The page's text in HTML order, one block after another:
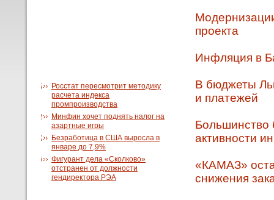
Росстат пересмотрит методику
расчета индекса
промпроизводства
Минфин хочет поднять налог на
азартные игры
Безработица в США выросла в
январе до 7,9%
Фигурант дела «Сколково»
отстранен от должности
гендиректора РЭА
проекта
Инфляция в
В бюджеты
и платежей
Большинство
активности
«КАМАЗ»
снижения